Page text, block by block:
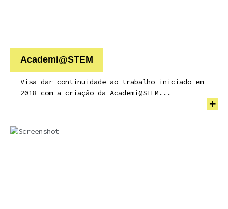
Academi@STEM
Visa dar continuidade ao trabalho iniciado em
2018 com a criação da Academi@STEM...
+